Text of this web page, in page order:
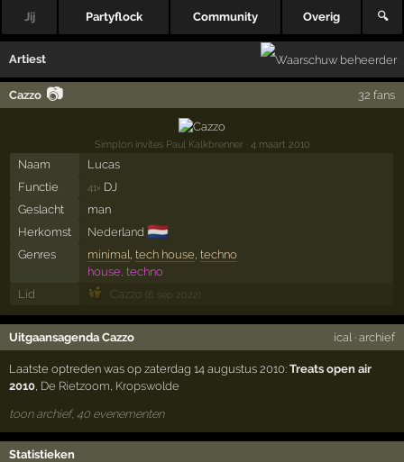
Jij Partyflock Community Overig 🔍
Artiest
Cazzo 📷 32 fans
Simplon invites Paul Kalkbrenner· 4 maart 2010
Naam
Lucas
Functie
41× DJ
Geslacht
man
Herkomst
Nederland 🇳🇱
Genres minimal tech house techno
house, techno
Lid
Cazzo (6 sep 2022)
Uitgaansagenda Cazzo ical· archief
Laatste optreden was op zaterdag 14 augustus 2010:Treats open air
2010 De Rietzoom Kropswolde
toon archief, 40 evenementen
Statistieken